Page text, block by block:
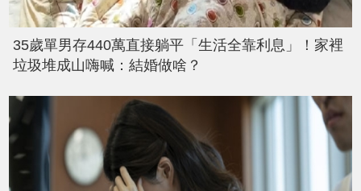
35歲單男存440萬直接躺平「生活全靠利息」！家裡
垃圾堆成山嗨喊：結婚做啥？